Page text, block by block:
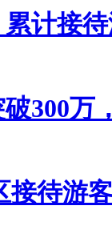
计接
300万
待游